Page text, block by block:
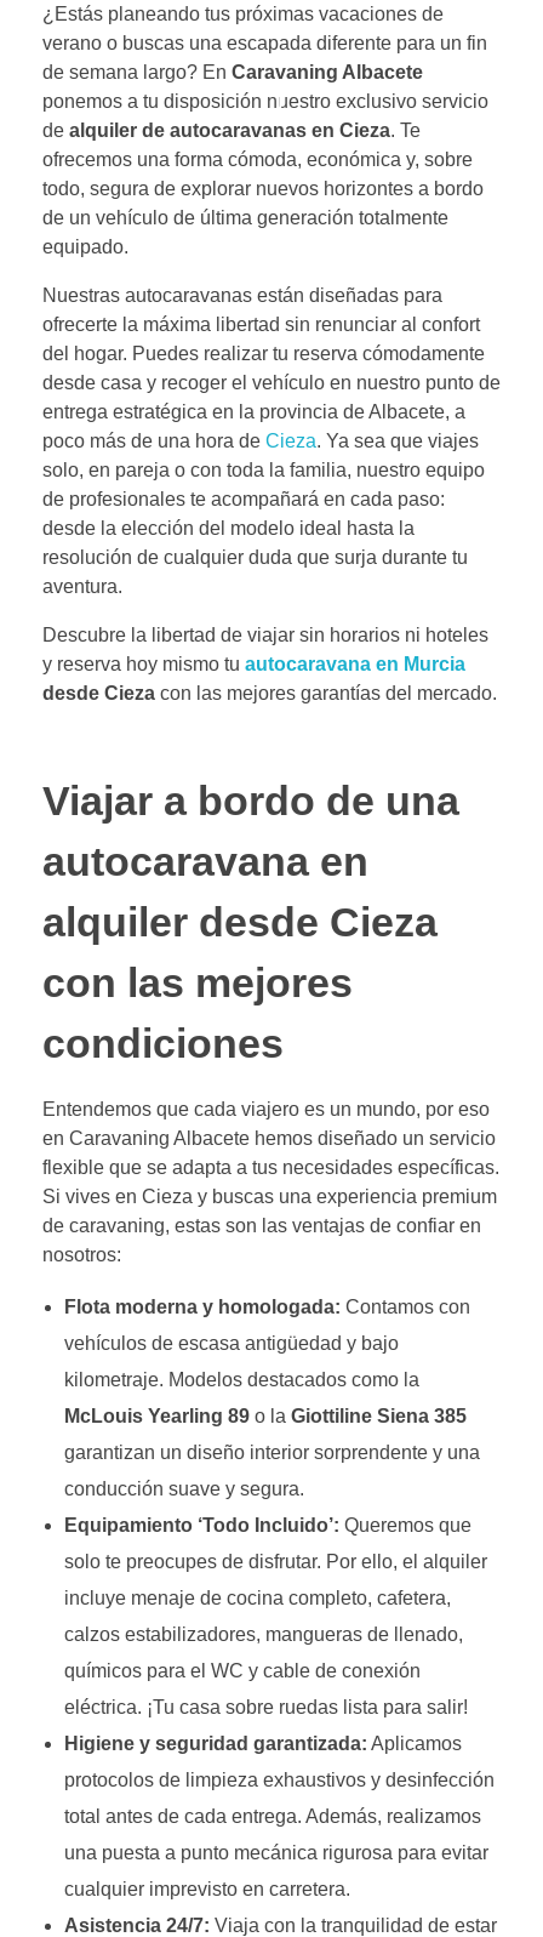
¿Estás planeando tus próximas vacaciones de
verano o buscas una escapada diferente para un fin
de semana largo? En Caravaning Albacete
ponemos a tu disposición nuestro exclusivo servicio
de alquiler de autocaravanas en Cieza. Te
ofrecemos una forma cómoda, económica y, sobre
todo, segura de explorar nuevos horizontes a bordo
de un vehículo de última generación totalmente
equipado.
Nuestras autocaravanas están diseñadas para
ofrecerte la máxima libertad sin renunciar al confort
del hogar. Puedes realizar tu reserva cómodamente
desde casa y recoger el vehículo en nuestro punto de
entrega estratégica en la provincia de Albacete, a
poco más de una hora de Cieza. Ya sea que viajes
solo, en pareja o con toda la familia, nuestro equipo
de profesionales te acompañará en cada paso:
desde la elección del modelo ideal hasta la
resolución de cualquier duda que surja durante tu
aventura.
Descubre la libertad de viajar sin horarios ni hoteles
y reserva hoy mismo tu autocaravana en Murcia
desde Cieza con las mejores garantías del mercado.
Viajar a bordo de una
autocaravana en
alquiler desde Cieza
con las mejores
condiciones
Entendemos que cada viajero es un mundo, por eso
en Caravaning Albacete hemos diseñado un servicio
flexible que se adapta a tus necesidades específicas.
Si vives en Cieza y buscas una experiencia premium
de caravaning, estas son las ventajas de confiar en
nosotros:
Flota moderna y homologada: Contamos con
vehículos de escasa antigüedad y bajo
kilometraje. Modelos destacados como la
McLouis Yearling 89o la Giottiline Siena 385
garantizan un diseño interior sorprendente y una
conducción suave y segura.
Equipamiento ‘Todo Incluido’: Queremos que
solo te preocupes de disfrutar. Por ello, el alquiler
incluye menaje de cocina completo, cafetera,
calzos estabilizadores, mangueras de llenado,
químicos para el WC y cable de conexión
eléctrica. ¡Tu casa sobre ruedas lista para salir!
Higiene y seguridad garantizada: Aplicamos
protocolos de limpieza exhaustivos y desinfección
total antes de cada entrega. Además, realizamos
una puesta a punto mecánica rigurosa para evitar
cualquier imprevisto en carretera.
Asistencia 24/7: Viaja con la tranquilidad de estar